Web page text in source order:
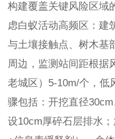
构建覆盖关键风险区域
虑白蚁活动高频区：建
与土壤接触点、树木基
周边，监测站间距根
老城区）5-10m/个，低
骤包括：开挖直径
设10cm厚碎石层排水